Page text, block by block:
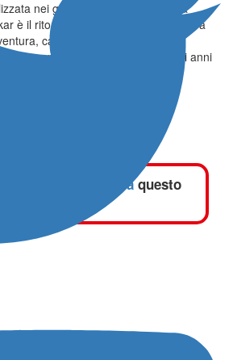
nei grandi raid. Per Delladio la
è il ritorno a una dimensione sportiva
capacità organizzativa e
linea con il percorso maturato negli anni
corse.
commentaquesto